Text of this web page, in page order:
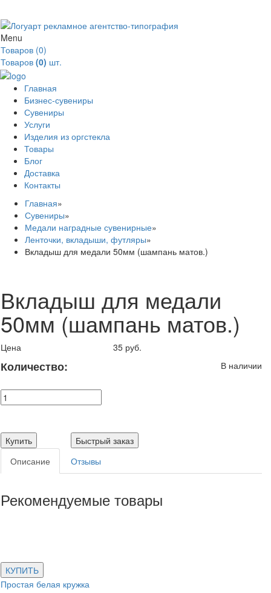
Menu
Товаров (0)
Товаров (0) шт.
Главная
Бизнес-сувениры
Сувениры
Услуги
Изделия из оргстекла
Товары
Блог
Доставка
Контакты
Главная»
Сувениры»
Медали наградные сувенирные»
Ленточки, вкладыши, футляры»
Вкладыш для медали 50мм (шампань матов.)
Вкладыш для медали
50мм (шампань матов.)
Цена
35 руб.
В наличии
Количество:
Купить
Быстрый заказ
Описание
Отзывы
Рекомендуемые товары
КУПИТЬ
Простая белая кружка